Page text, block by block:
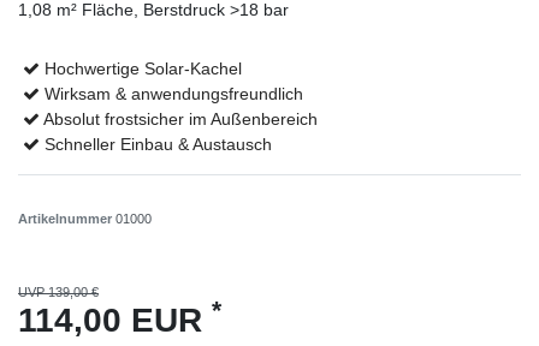
1,08 m² Fläche, Berstdruck >18 bar
Hochwertige Solar-Kachel
Wirksam & anwendungsfreundlich
Absolut frostsicher im Außenbereich
Schneller Einbau & Austausch
Artikelnummer 01000
UVP 139,00 €
114,00 EUR *